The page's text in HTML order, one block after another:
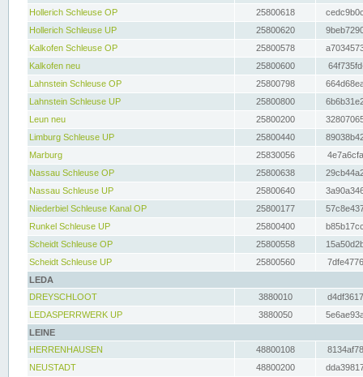
Hollerich Schleuse OP
25800618
Hollerich Schleuse UP
25800620
Kalkofen Schleuse OP
25800578
Kalkofen neu
25800600
Lahnstein Schleuse OP
25800798
Lahnstein Schleuse UP
25800800
Leun neu
25800200
Limburg Schleuse UP
25800440
Marburg
25830056
Nassau Schleuse OP
25800638
Nassau Schleuse UP
25800640
Niederbiel Schleuse Kanal OP
25800177
Runkel Schleuse UP
25800400
Scheidt Schleuse OP
25800558
Scheidt Schleuse UP
25800560
LEDA
DREYSCHLOOT
3880010
LEDASPERRWERK UP
3880050
LEINE
HERRENHAUSEN
48800108
NEUSTADT
48800200